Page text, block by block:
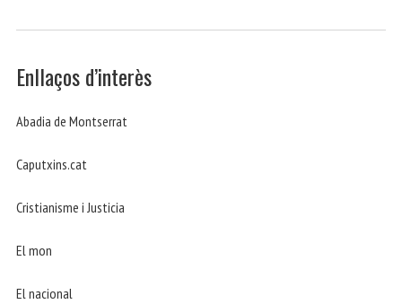
Enllaços d’interès
Abadia de Montserrat
Caputxins.cat
Cristianisme i Justicia
El mon
El nacional